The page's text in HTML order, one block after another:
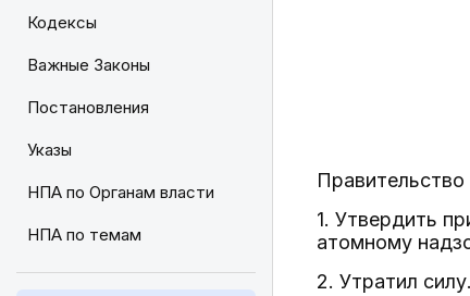
Кодексы
Важные Законы
Постановления
Указы
НПА по Органам власти
НПА по темам
1. Утвердить
атомному
2. Утратил